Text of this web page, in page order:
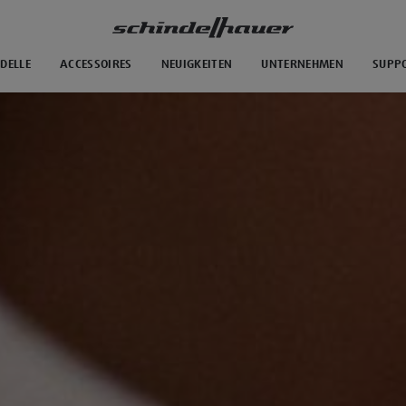
ACCESSOIRES NEUIGKEITEN UNTERNEHMEN